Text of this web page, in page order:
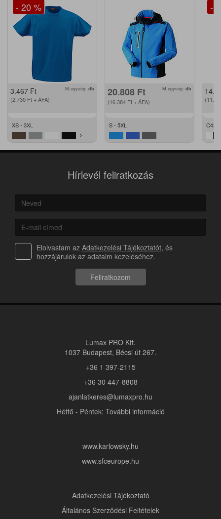
- 20 %
3.467 Ft
(2.730 Ft + ÁFA)
M.egység: db
XS - 3XL
20.808 Ft
(16.384 Ft + ÁFA)
M.egység: db
S - 5XL
-
C42 -
Hírlevél feliratkozás
Elolvastam az Adatkezelési Tájékoztatót, és
hozzájárulok az adataim kezeléséhez.
Feliratkozom
Lumax PRO Kft.
1037 Budapest, Bécsi út 267.
+36 1 397-2115
+36 30 447-8808
ajanlatkeres@lumaxpro.hu
Hétfő - Péntek: További információ
www.karlowsky.hu
www.sfceurope.hu
Adatkezelési Tájékoztató
Általános Szerződési Feltételek